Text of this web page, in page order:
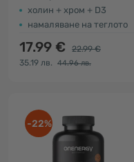
холин + хром + D3
намаляване на теглото
17.99 €
22.99 €
35.19 лв.
44.96 лв.
-22%